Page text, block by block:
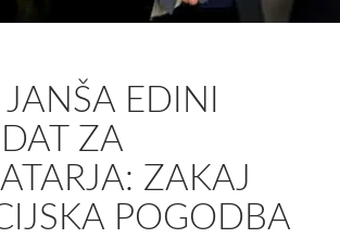
EDINI
ZA
ZAKAJ
POGODBA